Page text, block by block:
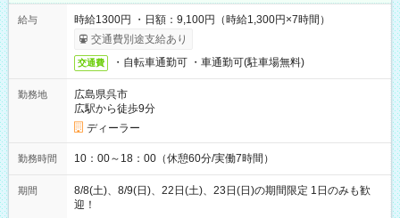
給与
時給1300円 ・日額：9,100円（時給1,300円×7時間）
交通費別途支給あり
交通費 ・自転車通勤可 ・車通勤可(駐車場無料)
勤務地
広島県呉市
広駅から徒歩9分
ディーラー
勤務時間 10：00～18：00（休憩60分/実働7時間）
期間
8/8(土)、8/9(日)、22日(土)、23日(日)の期間限定 1日のみも歓
迎！